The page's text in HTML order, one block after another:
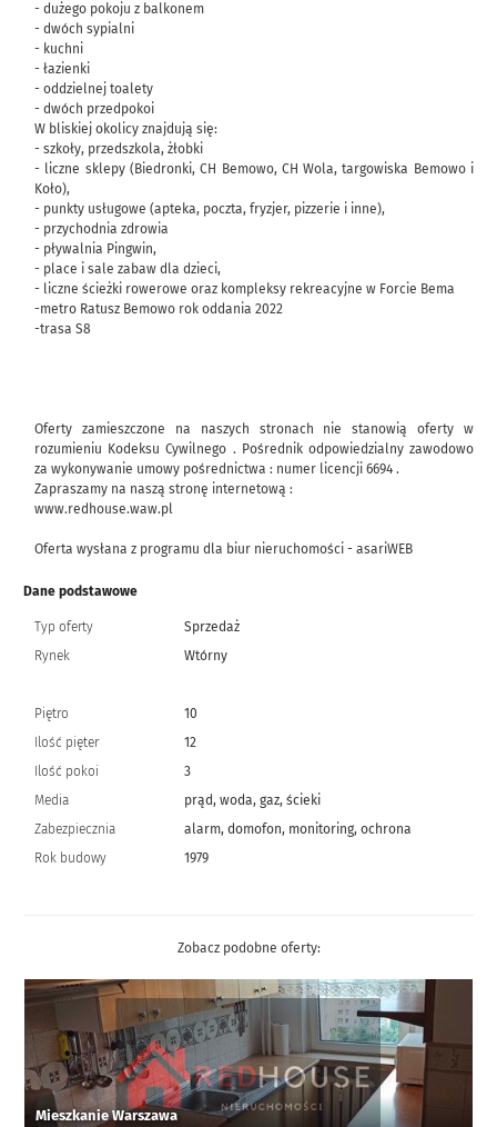
- dużego pokoju z balkonem
- dwóch sypialni
- kuchni
- łazienki
- oddzielnej toalety
- dwóch przedpokoi
W bliskiej okolicy znajdują się:
- szkoły, przedszkola, żłobki
- liczne sklepy (Biedronki, CH Bemowo, CH Wola, targowiska Bemowo i
Koło),
- punkty usługowe (apteka, poczta, fryzjer, pizzerie i inne),
- przychodnia zdrowia
- pływalnia Pingwin,
- place i sale zabaw dla dzieci,
- liczne ścieżki rowerowe oraz kompleksy rekreacyjne w Forcie Bema
-metro Ratusz Bemowo rok oddania 2022
-trasa S8
Oferty zamieszczone na naszych stronach nie stanowią oferty w
rozumieniu Kodeksu Cywilnego . Pośrednik odpowiedzialny zawodowo
za wykonywanie umowy pośrednictwa : numer licencji 6694 .
Zapraszamy na naszą stronę internetową :
www.redhouse.waw.pl
Oferta wysłana z programu dla biur nieruchomości - asariWEB
Dane podstawowe
Typ oferty
Sprzedaż
Rynek
Wtórny
Piętro
10
Ilość pięter
12
Ilość pokoi
3
Media
prąd, woda, gaz, ścieki
Zabezpiecznia
alarm, domofon, monitoring, ochrona
Rok budowy
1979
Zobacz podobne oferty:
Mieszkanie Warszawa